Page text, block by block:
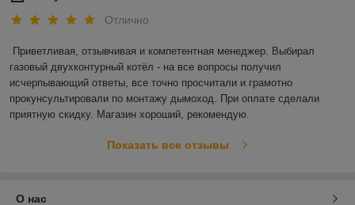
Отлично
Приветливая, отзывчивая и компетентная менеджер. Выбирал
газовый двухконтурный котёл - на все вопросы получил
исчерпывающий ответы, все точно просчитали и грамотно
прокунсультировали по монтажу дымоход. При оплате сделали
приятную скидку. Магазин хороший, рекомендую.
Показать все отзывы
О нас